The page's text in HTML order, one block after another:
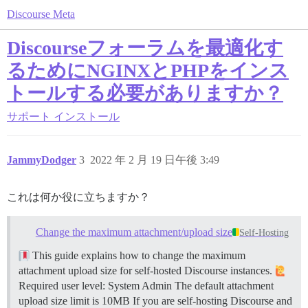
Discourse Meta
Discourseフォーラムを最適化す
るためにNGINXとPHPをインス
トールする必要がありますか？
サポート インストール
JammyDodger 2022 年 2 月 19 日午後 3:49
3
これは何か役に立ちますか？
Change the maximum attachment/upload size Self-Hosting
This guide explains how to change the maximum
attachment upload size for self-hosted Discourse instances.
Required user level: System Admin The default attachment
upload size limit is 10MB If you are self-hosting Discourse and